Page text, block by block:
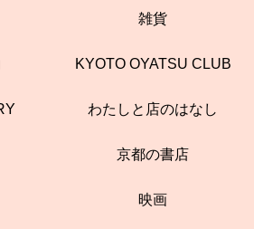
雑貨
KYOTO OYATSU CLUB
わたしと店のはなし
京都の書店
映画